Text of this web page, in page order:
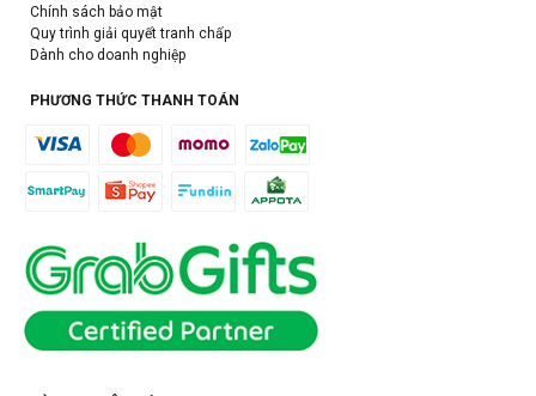
Chính sách bảo mật
Quy trình giải quyết tranh chấp
Dành cho doanh nghiệp
PHƯƠNG THỨC THANH TOÁN